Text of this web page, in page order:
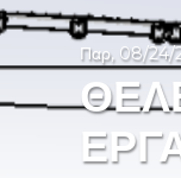
Παρ, 08/24/